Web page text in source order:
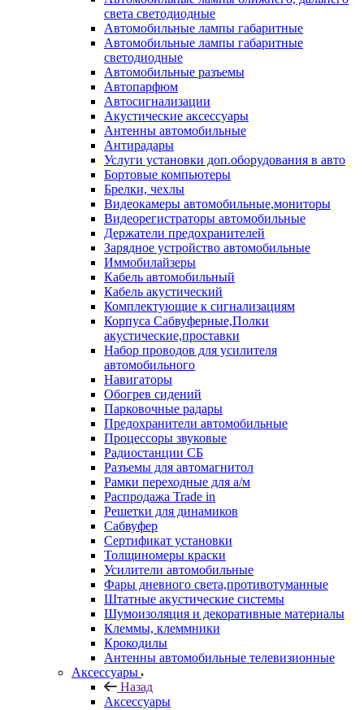
света светодиодные
Автомобильные лампы габаритные
Автомобильные лампы габаритные
светодиодные
Автомобильные разъемы
Автопарфюм
Автосигнализации
Акустические аксессуары
Антенны автомобильные
Антирадары
Услуги установки доп.оборудования в авто
Бортовые компьютеры
Брелки, чехлы
Видеокамеры автомобильные,мониторы
Видеорегистраторы автомобильные
Держатели предохранителей
Зарядное устройство автомобильные
Иммобилайзеры
Кабель автомобильный
Кабель акустический
Комплектующие к сигнализациям
Корпуса Сабвуферные,Полки
акустические,проставки
Набор проводов для усилителя
автомобильного
Навигаторы
Обогрев сидений
Парковочные радары
Предохранители автомобильные
Процессоры звуковые
Радиостанции СБ
Разъемы для автомагнитол
Рамки переходные для а/м
Распродажа Trade in
Решетки для динамиков
Сабвуфер
Сертификат установки
Толщиномеры краски
Усилители автомобильные
Фары дневного света,противотуманные
Штатные акустические системы
Шумоизоляция и декоративные материалы
Клеммы, клеммники
Крокодилы
Антенны автомобильные телевизионные
Аксессуары
Назад
Аксессуары